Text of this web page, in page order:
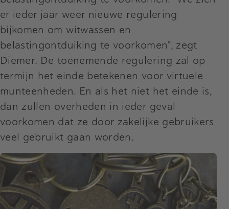
er ieder jaar weer nieuwe regulering
bijkomen om witwassen en
belastingontduiking te voorkomen”, zegt
Diemer. De toenemende regulering zal op
termijn het einde betekenen voor virtuele
munteenheden. En als het niet het einde is,
dan zullen overheden in ieder geval
voorkomen dat ze door zakelijke gebruikers
veel gebruikt gaan worden.